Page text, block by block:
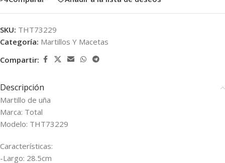
SKU: THT73229
Categoría: Martillos Y Macetas
Compartir:
Descripción
Martillo de uña
Marca: Total
Modelo: THT73229
Características:
-Largo: 28.5cm